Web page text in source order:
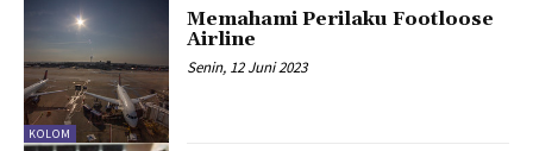
KOLOM
Memahami Perilaku Footloose
Airline
Senin, 12 Juni 2023